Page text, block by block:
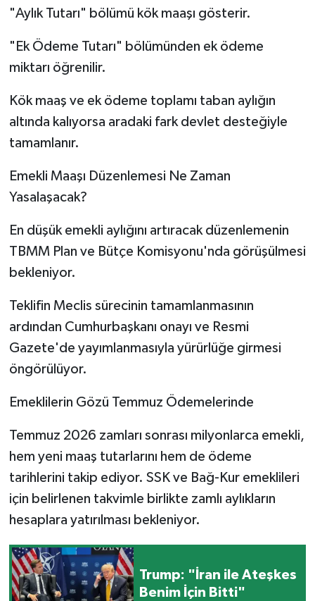
"Aylık Tutarı" bölümü kök maaşı gösterir.
"Ek Ödeme Tutarı" bölümünden ek ödeme
miktarı öğrenilir.
Kök maaş ve ek ödeme toplamı taban aylığın
altında kalıyorsa aradaki fark devlet desteğiyle
tamamlanır.
Emekli Maaşı Düzenlemesi Ne Zaman
Yasalaşacak?
En düşük emekli aylığını artıracak düzenlemenin
TBMM Plan ve Bütçe Komisyonu'nda görüşülmesi
bekleniyor.
Teklifin Meclis sürecinin tamamlanmasının
ardından Cumhurbaşkanı onayı ve Resmi
Gazete'de yayımlanmasıyla yürürlüğe girmesi
öngörülüyor.
Emeklilerin Gözü Temmuz Ödemelerinde
Temmuz 2026 zamları sonrası milyonlarca emekli,
hem yeni maaş tutarlarını hem de ödeme
tarihlerini takip ediyor. SSK ve Bağ-Kur emeklileri
için belirlenen takvimle birlikte zamlı aylıkların
hesaplara yatırılması bekleniyor.
Trump: "İran ile Ateşkes
Benim İçin Bitti"